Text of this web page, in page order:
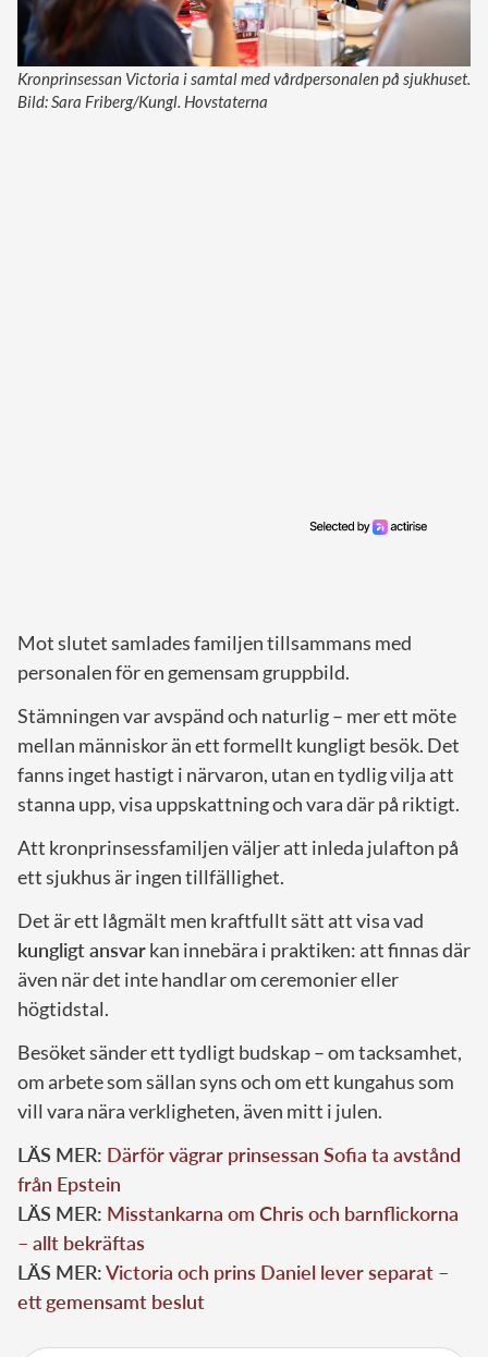
Kronprinsessan Victoria i samtal med vårdpersonalen på sjukhuset.
Bild: Sara Friberg/Kungl. Hovstaterna
Mot slutet samlades familjen tillsammans med
personalen för en gemensam gruppbild.
Stämningen var avspänd och naturlig – mer ett möte
mellan människor än ett formellt kungligt besök. Det
fanns inget hastigt i närvaron, utan en tydlig vilja att
stanna upp, visa uppskattning och vara där på riktigt.
Att kronprinsessfamiljen väljer att inleda julafton på
ett sjukhus är ingen tillfällighet.
Det är ett lågmält men kraftfullt sätt att visa vad
kungligt ansvarkan innebära i praktiken: att finnas där
även när det inte handlar om ceremonier eller
högtidstal.
Besöket sänder ett tydligt budskap – om tacksamhet,
om arbete som sällan syns och om ett kungahus som
vill vara nära verkligheten, även mitt i julen.
LÄS MER: Därför vägrar prinsessan Sofia ta avstånd
från Epstein
LÄS MER: Misstankarna om Chris och barnflickorna
– allt bekräftas
LÄS MER:Victoria och prins Daniel lever separat –
ett gemensamt beslut